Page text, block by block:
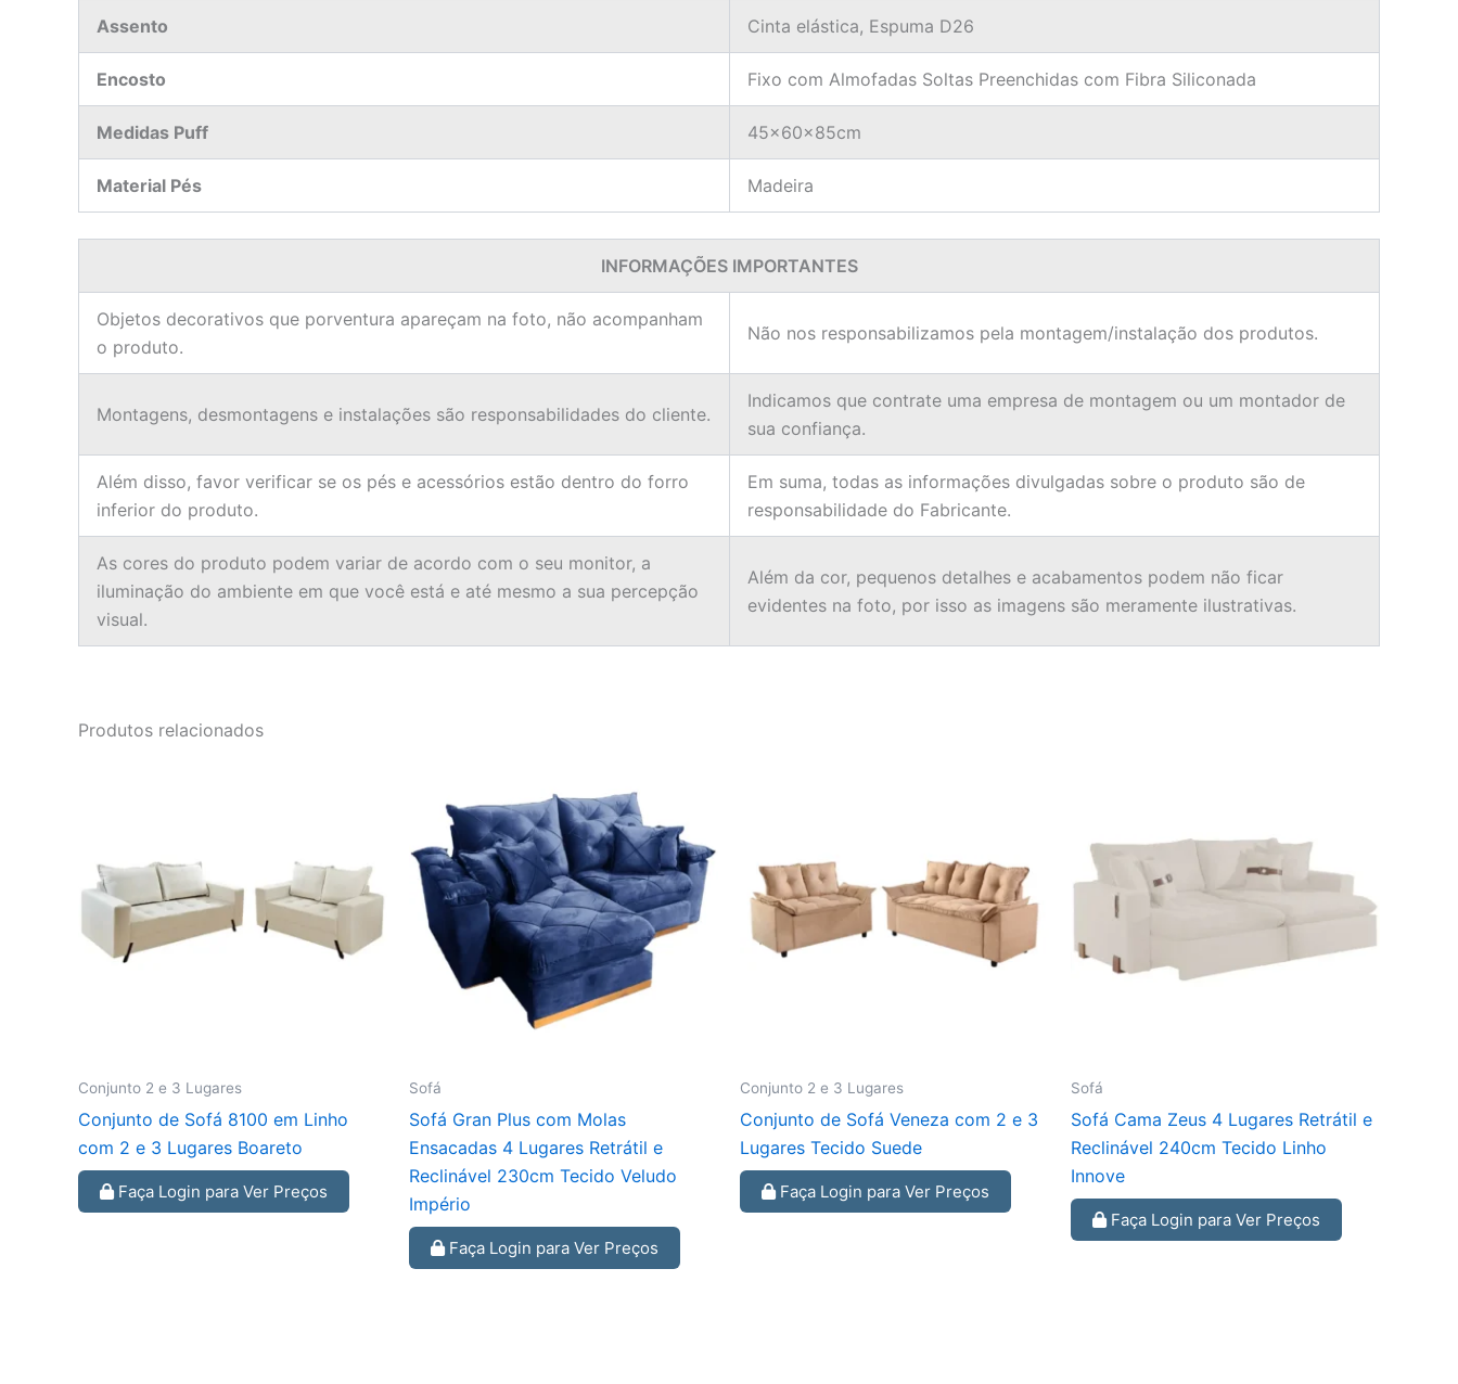
Assento Cinta elástica, Espuma D26
Encosto Fixo com Almofadas Soltas Preenchidas com Fibra Siliconada
Medidas Puff 45x60x85cm
Material Pés Madeira
INFORMAÇÕES IMPORTANTES
Objetos decorativos que porventura apareçam na foto, não acompanham
o produto.
Não nos responsabilizamos pela montagem/instalação dos produtos.
Montagens, desmontagens e instalações são responsabilidades do cliente.
Indicamos que contrate uma empresa de montagem ou um montador de
sua confiança.
Além disso, favor verificar se os pés e acessórios estão dentro do forro
inferior do produto.
Em suma, todas as informações divulgadas sobre o produto são de
responsabilidade do Fabricante.
As cores do produto podem variar de acordo com o seu monitor, a
iluminação do ambiente em que você está e até mesmo a sua percepção
visual.
Além da cor, pequenos detalhes e acabamentos podem não ficar
evidentes na foto, por isso as imagens são meramente ilustrativas.
Produtos relacionados
Conjunto 2 e 3 Lugares
Conjunto de Sofá 8100 em Linho
com 2 e 3 Lugares Boareto
Faça Login para Ver Preços
Sofá
Sofá Gran Plus com Molas
Ensacadas 4 Lugares Retrátil e
Reclinável 230cm Tecido Veludo
Império
Faça Login para Ver Preços
Conjunto 2 e 3 Lugares
Conjunto de Sofá Veneza com 2 e 3
Lugares Tecido Suede
Faça Login para Ver Preços
Sofá
Sofá Cama Zeus 4 Lugares Retrátil e
Reclinável 240cm Tecido Linho
Innove
Faça Login para Ver Preços